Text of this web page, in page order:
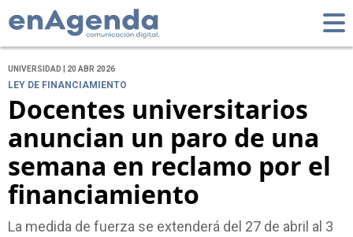
UNIVERSIDAD | 20 ABR 2026
LEY DE FINANCIAMIENTO
Docentes universitarios
anuncian un paro de una
semana en reclamo por el
financiamiento
La medida de fuerza se extenderá del 27 de abril al 3